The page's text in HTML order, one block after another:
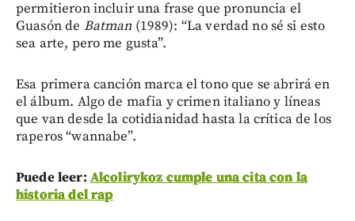
permitieron incluir una frase que pronuncia el
Guasón de Batman (1989): “La verdad no sé si esto
sea arte, pero me gusta”.
Esa primera canción marca el tono que se abrirá en
el álbum. Algo de mafia y crimen italiano y líneas
que van desde la cotidianidad hasta la crítica de los
raperos “wannabe”.
Puede leer: Alcolirykoz cumple una cita con la
historia del rap